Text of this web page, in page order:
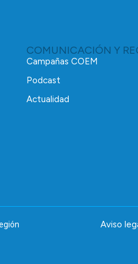
COMUNICACIÓN Y
Campañas COEM
Podcast
Actualidad
Aviso